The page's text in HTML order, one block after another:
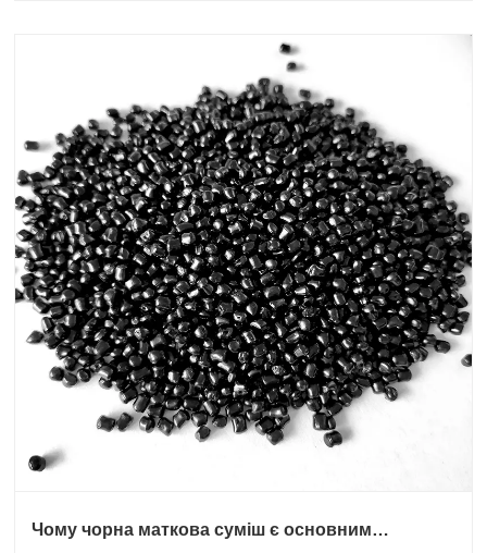
Чому чорна маткова суміш є основним